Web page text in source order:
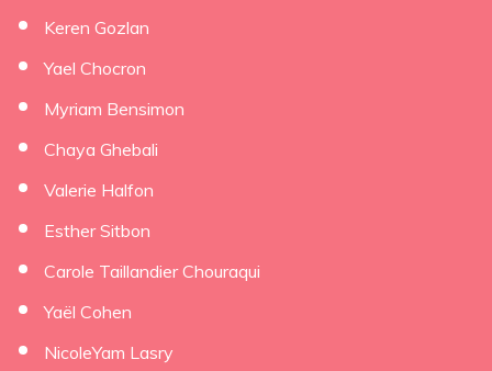
Keren Gozlan
Yael Chocron
Myriam Bensimon
Chaya Ghebali
Valerie Halfon
Esther Sitbon
Carole Taillandier Chouraqui
Yaël Cohen
NicoleYam Lasry